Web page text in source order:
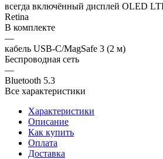
всегда включённый дисплей OLED
Retina
В комплекте
—
кабель USB-C/MagSafe 3 (2 м)
Беспроводная сеть
—
Bluetooth 5.3
Все характеристики
Характеристики
Описание
Как купить
Оплата
Доставка